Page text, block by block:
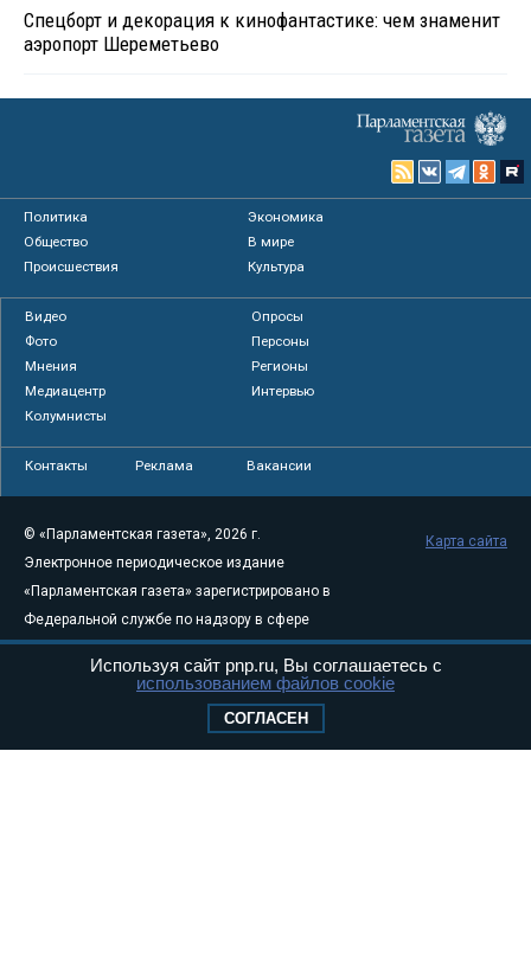
Спецборт и декорация к кинофантастике: чем знаменит
аэропорт Шереметьево
Политика
Экономика
Общество
В мире
Происшествия
Культура
Видео
Опросы
Фото
Персоны
Мнения
Регионы
Медиацентр
Интервью
Колумнисты
Контакты Реклама Вакансии
© «Парламентская газета», 2026 г.
Электронное периодическое издание
«Парламентская газета» зарегистрировано в
Федеральной службе по надзору в сфере
связи, информационных технологий и
массовых коммуникаций (Роскомнадзор) 05
Свидетельство о регистрации Эл № ФС77-
Карта сайта
Используя сайт pnp.ru, Вы соглашаетесь с
использованием файлов cookie
СОГЛАСЕН